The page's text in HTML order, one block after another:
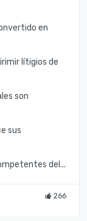
en
lítigios de
son
sus
del...
266